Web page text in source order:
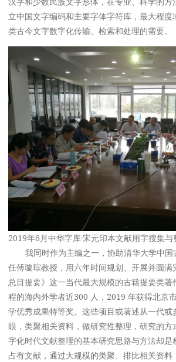
立中国文字编码和主要字体字符库，最大程度
类古今文字数字化传输、检索和处理的需要。
2019年6月中华字库·宋元印本文献用字搜集
我同时作为主编之一，协助清华大学中
任傅璇琮教授，用六年时间规划、开展并圆满
总目提要》这一当代最大规模的古籍提要类
程的海内外学者近300 人，2019 年获得北京
学优秀成果特等奖。这些项目或著述从一代或
眼，类聚相关资料，做研究性整理，研究的方
字化时代文献整理的基本研究思路与方法却
占有文献，通过大规模的类聚、排比相关资料